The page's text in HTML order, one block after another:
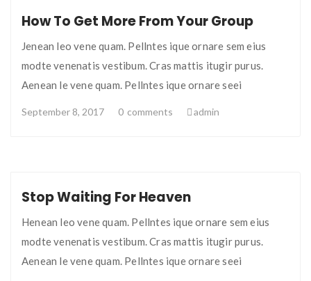
How To Get More From Your Group
Jenean leo vene quam. Pellntes ique ornare sem eius
modte venenatis vestibum. Cras mattis itugir purus.
Aenean le vene quam. Pellntes ique ornare seei
September 8, 2017 0 comments admin
Stop Waiting For Heaven
Henean leo vene quam. Pellntes ique ornare sem eius
modte venenatis vestibum. Cras mattis itugir purus.
Aenean le vene quam. Pellntes ique ornare seei